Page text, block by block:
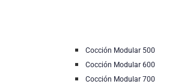
Cocción Modular 500
Cocción Modular 600
Cocción Modular 700